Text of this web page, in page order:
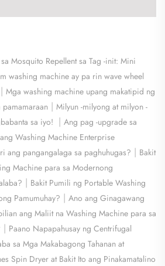
Mosquito Repellent sa Tag -init: Mini
washing machine ay pa rin wave wheel
| Mga washing machine upang makatipid ng
| Milyun -milyong at milyon -
sa iyo! | Ang pag -upgrade sa
Washing Machine Enterprise
ang pangangalaga sa paghuhugas? | Bakit
Machine para sa Modernong
| Bakit Pumili ng Portable Washing
Pamumuhay? | Ano ang Ginagawang
ang Maliit na Washing Machine para sa
| Paano Napapahusay ng Centrifugal
sa Mga Makabagong Tahanan at
Spin Dryer at Bakit Ito ang Pinakamatalino